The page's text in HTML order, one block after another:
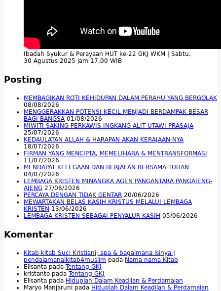
Ibadah Syukur & Perayaan HUT ke-22 GKJ WKM | Sabtu,
30 Agustus 2025 jam 17.00 WIB
Posting
MEMBAGIKAN ROTI KEHIDUPAN DALAM PERAHU YANG BERGOLAK
08/08/2026
MENGGERAKKAN POTENSI KECIL MENJADI BERDAMPAK BESAR
BAGI BANGSA 01/08/2026
MIWITI SAKING PERKAWIS INGKANG ALIT UTAWI PRASAJA
25/07/2026
KEDAULATAN ALLAH & HARAPAN AKAN KERAJAAN-NYA
18/07/2026
FIRMAN YANG MENCIPTA, MEMELIHARA & MENTRANSFORMASI
11/07/2026
MENDAPAT KELEGAAN DAN BERJALAN BERSAMA TUHAN
04/07/2026
LEMBAGA KRISTEN MINANGKA AGEN PANGANTARA PANGAJENG-
AJENG 27/06/2026
PERCAYA DENGAN TIDAK GENTAR 20/06/2026
MEWARTAKAN BELAS KASIH KRISTUS MELALUI LEMBAGA
KRISTEN 13/06/2026
LEMBAGA KRISTEN SEBAGAI PENYALUR KASIH 05/06/2026
Komentar
Kitab-kitab Suci Kristiani; apa & bagaimana isinya |
pendalamanalkitab4muslim pada Nama-nama Kitab
Elisanta pada Tentang GKJ
kristanto pada Tentang GKJ
Elisanta pada Hiduplah Dalam Keadilan & Perdamaian
Maryo Manjaruni pada Hiduplah Dalam Keadilan & Perdamaian